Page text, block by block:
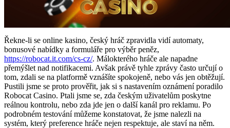
Řekne-li se online kasino, český hráč zpravidla vidí automaty,
bonusové nabídky a formuláře pro výběr peněz,
https://robocat.it.com/cs-cz/. Málokterého hráče ale napadne
přemýšlet nad notifikacemi. Avšak právě tyhle zprávy často určují o
tom, zdali se na platformě vznášíte spokojeně, nebo vás jen obtěžují.
Pustili jsme se proto prověřit, jak si s nastavením oznámení poradilo
Robocat Casino. Ptali jsme se, zda českým uživatelům poskytne
reálnou kontrolu, nebo zda jde jen o další kanál pro reklamu. Po
podrobném testování můžeme konstatovat, že jsme nalezli na
systém, který preference hráče nejen respektuje, ale staví na něm.